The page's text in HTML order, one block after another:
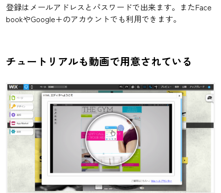
登録はメールアドレスとパスワードで出来ます。またFace
bookやGoogle+のアカウントでも利用できます。
チュートリアルも動画で用意されている